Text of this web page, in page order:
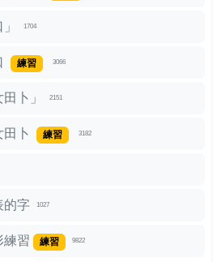
1704
練習 3066
卜」 2151
田卜 練習 3182
的字 1027
練習 練習 9822